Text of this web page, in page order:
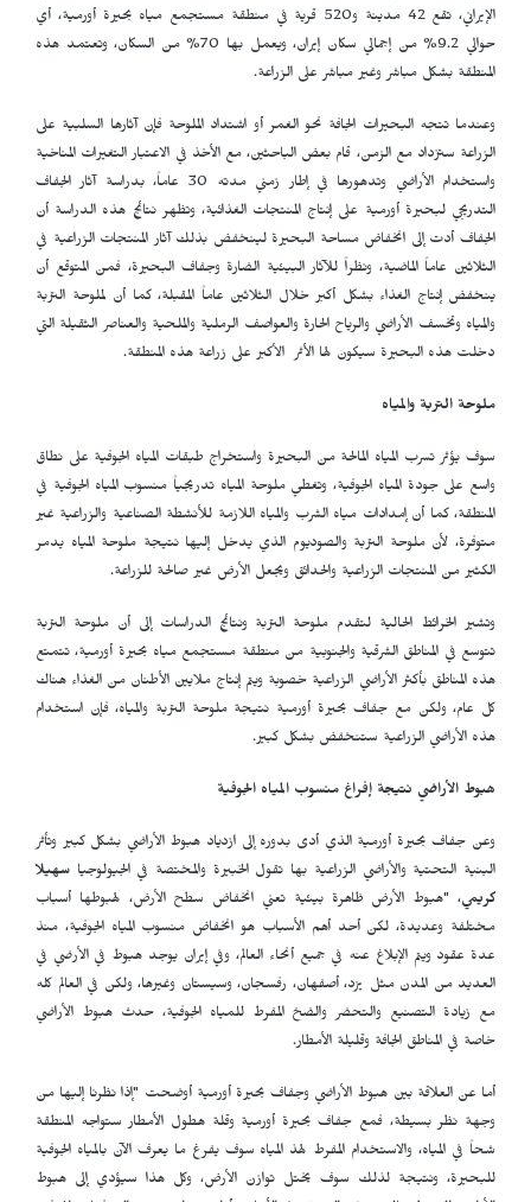
الإيراني، تقع 42 مدينة و520 قرية في منطقة مستجمع مياه بحيرة أورمية، أي
حوالي 9.2% من إجمالي سكان إيران، ويعمل بها 70% من السكان، وتعتمد هذه
المنطقة بشكل مباشر وغير مباشر على الزراعة.
وعندما تتجه البحيرات الجافة نحو الغمر أو اشتداد الملوحة فإن آثارها السلبية على
الزراعة ستزداد مع الزمن، قام بعض الباحثين، مع الأخذ في الاعتبار التغيرات المناخية
واستخدام الأراضي وتدهورها في إطار زمني مدته 30 عاماً، بدراسة آثار الجفاف
التدريجي لبحيرة أورمية على إنتاج المنتجات الغذائية، وتظهر نتائج هذه الدراسة أن
الجفاف أدت إلى انخفاض مساحة البحيرة لينخفض بذلك آثار المنتجات الزراعية في
الثلاثين عاماً الماضية، ونظراً للآثار البيئية الضارة وجفاف البحيرة، فمن المتوقع أن
ينخفض ​​إنتاج الغذاء بشكل أكبر خلال الثلاثين عاماً المقبلة، كما أن لملوحة التربة
والمياه وتخسف الأراضي والرياح الحارة والعواصف الرملية والملحية والعناصر الثقيلة التي
دخلت هذه البحيرة سيكون لها الأثر الأكبر على زراعة هذه المنطقة.
ملوحة التربة والمياه
سوف يؤثر تسرب المياه المالحة من البحيرة واستخراج طبقات المياه الجوفية على نطاق
واسع على جودة المياه الجوفية، وتغطي ملوحة المياه تدريجياً منسوب المياه الجوفية في
المنطقة، كما أن إمدادات مياه الشرب والمياه اللازمة للأنشطة الصناعية والزراعية غير
متوفرة، لأن ملوحة التربة والصوديوم الذي يدخل إليها نتيجة ملوحة المياه يدمر
الكثير من المنتجات الزراعية والحدائق ويجعل الأرض غير صالحة للزراعة.
وتشير الخرائط الحالية لتقدم ملوحة التربة ونتائج الدراسات إلى أن ملوحة التربة
تتوسع في المناطق الشرقية والجنوبية من منطقة مستجمع مياه بحيرة أورمية، تتمتع
هذه المناطق بأكثر الأراضي الزراعية خصوبة ويتم إنتاج ملايين الأطنان من الغذاء هناك
كل عام، ولكن مع جفاف بحيرة أورمية نتيجة ملوحة التربة والمياه، فإن استخدام
هذه الأراضي الزراعية ستنخفض ​​بشكل كبير.
هبوط الأراضي نتيجة إفراغ منسوب المياه الجوفية
وعن جفاف بحيرة أورمية الذي أدى بدوره إلى ازدياد هبوط الأراضي بشكل كبير وتأثر
البنية التحتية والأراضي الزراعية بها تقول الخبيرة والمختصة في الجيولوجيا سهيلا
كريمي، "هبوط الأرض ظاهرة بيئية تعني انخفاض سطح الأرض، لهبوطها أسباب
مختلفة وعديدة، لكن أحد أهم الأسباب هو انخفاض منسوب المياه الجوفية، منذ
عدة عقود ويتم الإبلاغ عنه في جميع أنحاء العالم، وفي إيران يوجد هبوط في الأرضي في
العديد من المدن مثل يزد، أصفهان، رفسجان، وسيستان وغيرها، ولكن في العالم كله
مع زيادة التصنيع والتحضر والضخ المفرط للمياه الجوفية، حدث هبوط الأراضي
خاصة في المناطق الجافة وقليلة الأمطار.
أما عن العلاقة بين هبوط الأراضي وجفاف بحيرة أورمية أوضحت "إذا نظرنا إليها من
وجهة نظر بسيطة، فمع جفاف بحيرة أورمية وقلة هطول الأمطار ستواجه المنطقة
شحاً في المياه، والاستخدام المفرط لهذ المياه سوف يفرغ ما يعرف الآن بالمياه الجوفية
للبحيرة، ونتيجة لذلك سوف يختل توازن الأرض، وكل هذا سيؤدي إلى هبوط